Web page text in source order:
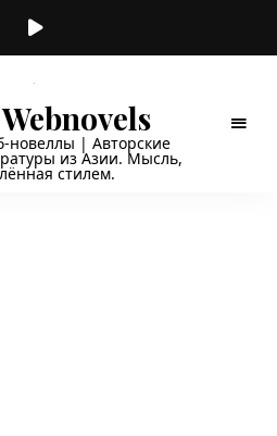
новеллы | Авторские
из Азии. Мысль,
стилем.